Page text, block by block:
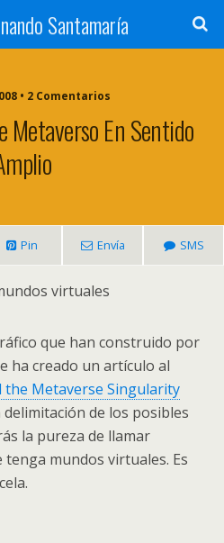
Santamaría
• 2 Comentarios
Metaverso En Sentido
Pin Envía SMS
que han construido por
ha creado un artículo al
the Metaverse Singularity
delimitación de los posibles
la pureza de llamar
mundos virtuales. Es